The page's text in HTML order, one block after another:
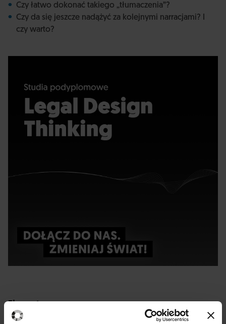
Czy łatwo dokonać takiego „tłumaczenia”?
Czy da się jeszcze nadążyć za kolejnymi narracjami? I
czy warto?
Ekspert